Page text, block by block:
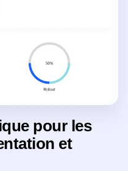
pour les
et